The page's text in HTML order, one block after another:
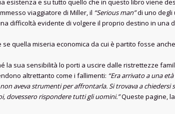
esistenza e su tutto quello che in questo libro viene
viaggiatore di Miller, il “Serious man”di uno degli
difficoltà evidente di volgere il proprio destino in una
quella miseria economica da cui è partito fosse
sua sensibilità lo porti a uscire dalle ristrettezze
altrettanto come i fallimenti: “Era arrivato a una
aveva strumenti per affrontarla. Si trovava a chiedersi
dovessero rispondere tutti gli uomini.”Queste pagine,